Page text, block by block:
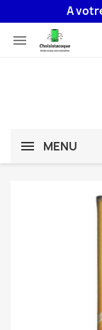
A votre

MENU